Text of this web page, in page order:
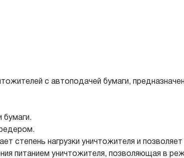
с автоподачей бумаги,
степень нагрузки уничтожителя и
питанием уничтожителя, позволяющая в